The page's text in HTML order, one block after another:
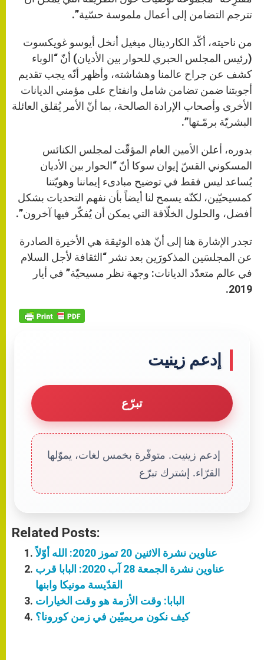
تترجم التضامن إلى أعمال ملموسة حسّية”.
من ناحيته، أكّد الكاردينال ميغيل أنخل أيوسو غويكسوت
(رئيس المجلس الحبري للحوار بين الأديان) أنّ “الوباء
كشف عن جراح عالمنا وهشاشته، وأظهر أنّه يجب تقديم
أجوبتنا ضمن تضامن شامل وانفتاح على مؤمني الديانات
الأخرى وأصحاب الإرادة الصالحة، بما أنّ الأمر يُقلق العائلة
البشريّة برمّـتها”.
بدوره، أعلن الأمين العام المؤقّت لمجلس الكنائس
المسكوني القسّ إيوان سوكا أنّ “الحوار بين الأديان
يُساعد ليس فقط في توضيح مبادىء إيماننا وهويّتنا
كمسيحيّين، لكنّه يسمح لنا أيضاً بأن نفهم التحديات بشكل
أفضل، والحلول الخلّاقة التي يمكن أن يُفكّر فيها آخرون”.
تجدر الإشارة هنا إلى أنّ هذه الوثيقة هي الأخيرة الصادرة
عن المجلسَين المذكورَين بعد نشر “الثقافة لأجل السلام
في عالم متعدّد الديانات: وجهة نظر مسيحيّة” في أيار
2019.
إدعم زينيت
تبرّع
إدعم زينيت. متوفّرة بخمس لغات، يموّلها
القرّاء. إشترك تبرّع
Related Posts:
عناوين نشرة الاثنين 20 تموز 2020: الله أوّلاً
عناوين نشرة الجمعة 28 آب 2020: البابا قرب
القدّيسة مونيكا وابنها
البابا: وقت الأزمة هو وقت الخيارات
كيف نكون مريميّين في زمن كورونا؟